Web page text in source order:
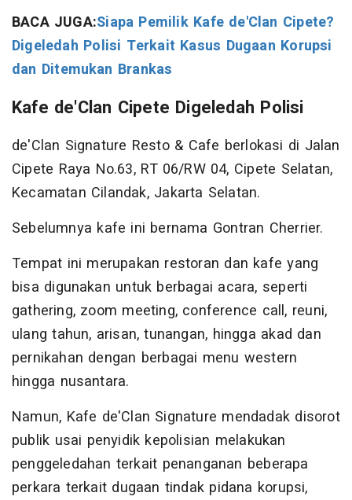
BACA JUGA:Siapa Pemilik Kafe de'Clan Cipete?
Digeledah Polisi Terkait Kasus Dugaan Korupsi
dan Ditemukan Brankas
Kafe de'Clan Cipete Digeledah Polisi
de'Clan Signature Resto & Cafe berlokasi di Jalan
Cipete Raya No.63, RT 06/RW 04, Cipete Selatan,
Kecamatan Cilandak, Jakarta Selatan.
Sebelumnya kafe ini bernama Gontran Cherrier.
Tempat ini merupakan restoran dan kafe yang
bisa digunakan untuk berbagai acara, seperti
gathering, zoom meeting, conference call, reuni,
ulang tahun, arisan, tunangan, hingga akad dan
pernikahan dengan berbagai menu western
hingga nusantara.
Namun, Kafe de'Clan Signature mendadak disorot
publik usai penyidik kepolisian melakukan
penggeledahan terkait penanganan beberapa
perkara terkait dugaan tindak pidana korupsi,